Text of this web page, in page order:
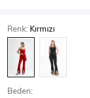
SPOR GİYİM
Renk: Kırmızı
Beden: